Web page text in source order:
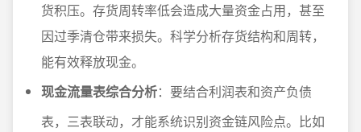
货积压。存货周转率低会造成大量资金占用，甚至
因过季清仓带来损失。科学分析存货结构和周转，
能有效释放现金。
现金流量表综合分析：要结合利润表和资产负债
表，三表联动，才能系统识别资金链风险点。比如